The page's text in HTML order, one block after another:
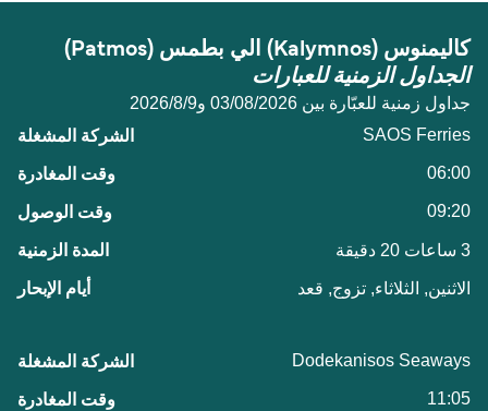
كاليمنوس (Kalymnos) الي بطمس (Patmos)
الجداول الزمنية للعبارات
جداول زمنية للعبّارة بين 03/08/2026 و9‏/8‏/2026
SAOS Ferries
06:00
09:20
3 ساعات 20 دقيقة
الاثنين, الثلاثاء, تزوج, قعد
Dodekanisos Seaways
11:05